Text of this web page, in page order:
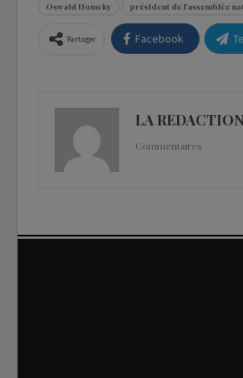
Oswald Homeky
président de l'assemblée
Partager Facebook
LA REDACTION
Commentaires